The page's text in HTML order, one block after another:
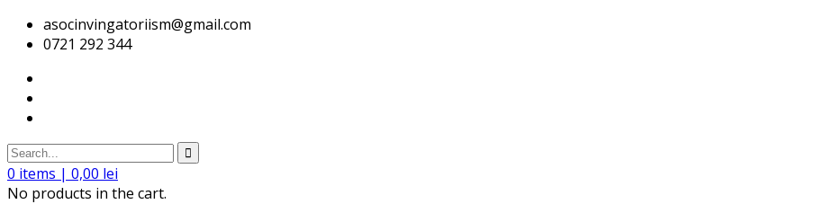
asocinvingatoriism@gmail.com
0721 292 344
0 items | 0,00 lei
No products in the cart.